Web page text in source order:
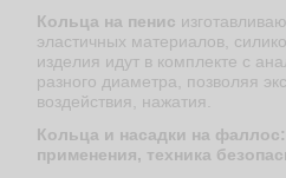
Кольца на пенис
эластичных материалов,
изделия идут в комплекте с
разного диаметра, позволяя
воздействия, нажатия.
Кольца и насадки на
применения, техника